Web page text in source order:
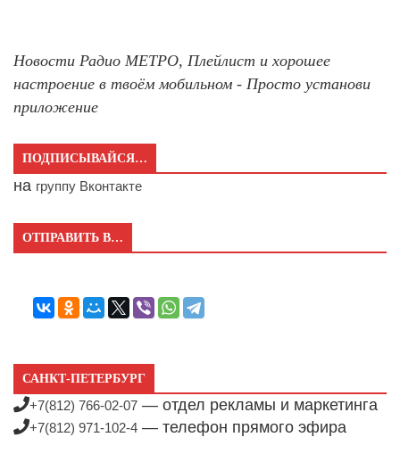
Новости Радио МЕТРО, Плейлист и хорошее
настроение в твоём мобильном - Просто установи
приложение
ПОДПИСЫВАЙСЯ…
на группу Вконтакте
ОТПРАВИТЬ В…
САНКТ-ПЕТЕРБУРГ
+7(812) 766-02-07 — отдел рекламы и маркетинга
+7(812) 971-102-4 — телефон прямого эфира